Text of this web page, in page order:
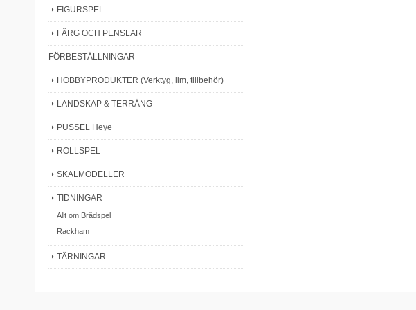
FIGURSPEL
FÄRG OCH PENSLAR
FÖRBESTÄLLNINGAR
HOBBYPRODUKTER (Verktyg, lim, tillbehör)
LANDSKAP & TERRÄNG
PUSSEL Heye
ROLLSPEL
SKALMODELLER
TIDNINGAR
Allt om Brädspel
Rackham
TÄRNINGAR